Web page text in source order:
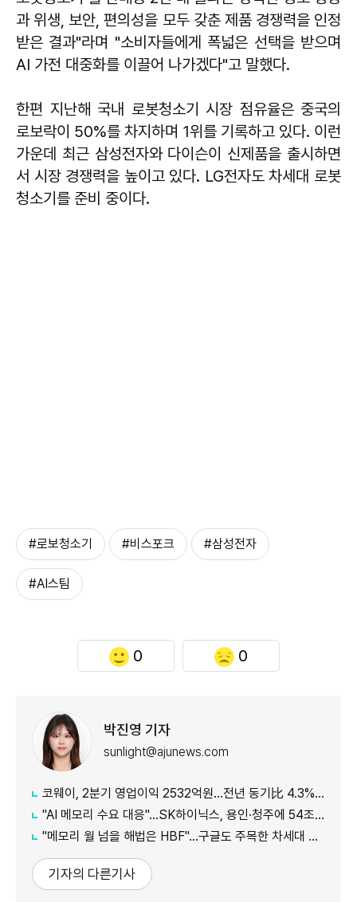
과 위생, 보안, 편의성을 모두 갖춘 제품 경쟁력을 인정
받은 결과"라며 "소비자들에게 폭넓은 선택을 받으며
AI 가전 대중화를 이끌어 나가겠다"고 말했다.
한편 지난해 국내 로봇청소기 시장 점유율은 중국의
로보락이 50%를 차지하며 1위를 기록하고 있다. 이런
가운데 최근 삼성전자와 다이슨이 신제품을 출시하면
서 시장 경쟁력을 높이고 있다. LG전자도 차세대 로봇
청소기를 준비 중이다.
#로보청소기 #비스포크 #삼성전자
#AI스팀
0 0
박진영 기자
sunlight@ajunews.com
코웨이, 2분기 영업이익 2532억원…전년 동기比 4.3% 증가
"AI 메모리 수요 대응"…SK하이닉스, 용인·청주에 54조원 투자
"메모리 월 넘을 해법은 HBF"…구글도 주목한 차세대 AI 메모리
기자의 다른기사